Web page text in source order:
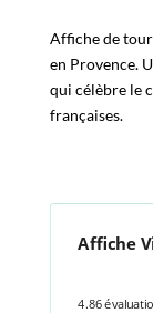
Affiche de
en Provence.
qui célèbre le
françaises.
Affiche
4.86